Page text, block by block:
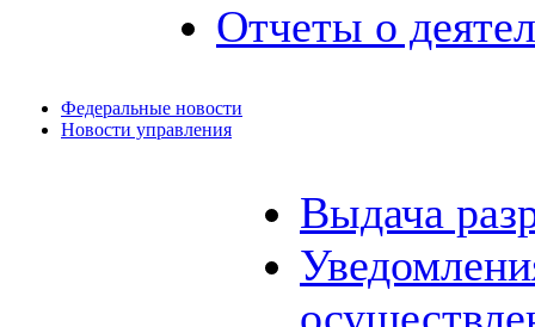
Отчеты о
Федеральные новости
Новости управления
Выдача